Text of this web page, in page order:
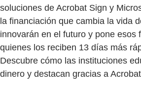
soluciones de Acrobat Sign y
la financiación que cambia la vida
innovarán en el futuro y pone esos
quienes los reciben 13 días más
Descubre cómo las instituciones
dinero y destacan gracias a